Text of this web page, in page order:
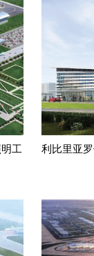
工
利比里亚